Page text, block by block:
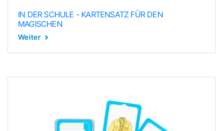
IN DER SCHULE - KARTENSATZ FÜR DEN
MAGISCHEN
Weiter